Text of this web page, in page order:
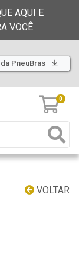
AQUI E
VOCÊ
PneuBras
0
VOLTAR